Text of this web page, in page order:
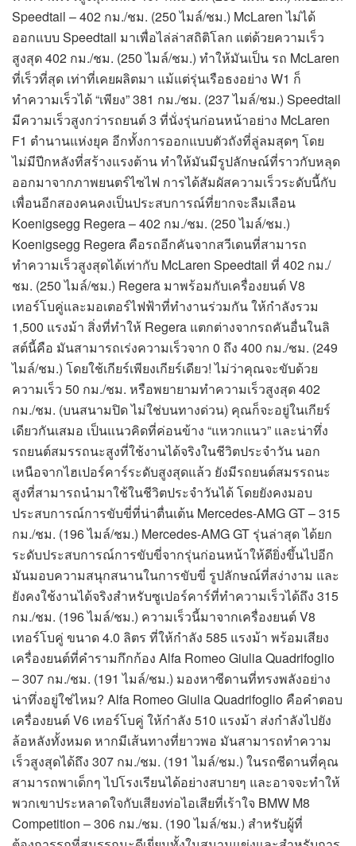
Speedtail – 402 กม./ชม. (250 ไมล์/ชม.) McLaren ไม่ได้
ออกแบบ Speedtail มาเพื่อไล่ล่าสถิติโลก แต่ด้วยความเร็ว
สูงสุด 402 กม./ชม. (250 ไมล์/ชม.) ทำให้มันเป็น รถ McLaren
ที่เร็วที่สุด เท่าที่เคยผลิตมา แม้แต่รุ่นเรือธงอย่าง W1 ก็
ทำความเร็วได้ “เพียง” 381 กม./ชม. (237 ไมล์/ชม.) Speedtail
มีความเร็วสูงกว่ารถยนต์ 3 ที่นั่งรุ่นก่อนหน้าอย่าง McLaren
F1 ตำนานแห่งยุค อีกทั้งการออกแบบตัวถังที่ลู่ลมสุดๆ โดย
ไม่มีปีกหลังที่สร้างแรงต้าน ทำให้มันมีรูปลักษณ์ที่ราวกับหลุด
ออกมาจากภาพยนตร์ไซไฟ การได้สัมผัสความเร็วระดับนี้กับ
เพื่อนอีกสองคนคงเป็นประสบการณ์ที่ยากจะลืมเลือน
Koenigsegg Regera – 402 กม./ชม. (250 ไมล์/ชม.)
Koenigsegg Regera คือรถอีกคันจากสวีเดนที่สามารถ
ทำความเร็วสูงสุดได้เท่ากับ McLaren Speedtail ที่ 402 กม./
ชม. (250 ไมล์/ชม.) Regera มาพร้อมกับเครื่องยนต์ V8
เทอร์โบคู่และมอเตอร์ไฟฟ้าที่ทำงานร่วมกัน ให้กำลังรวม
1,500 แรงม้า สิ่งที่ทำให้ Regera แตกต่างจากรถคันอื่นในลิ
สต์นี้คือ มันสามารถเร่งความเร็วจาก 0 ถึง 400 กม./ชม. (249
ไมล์/ชม.) โดยใช้เกียร์เพียงเกียร์เดียว! ไม่ว่าคุณจะขับด้วย
ความเร็ว 50 กม./ชม. หรือพยายามทำความเร็วสูงสุด 402
กม./ชม. (บนสนามปิด ไม่ใช่บนทางด่วน) คุณก็จะอยู่ในเกียร์
เดียวกันเสมอ เป็นแนวคิดที่ค่อนข้าง “แหวกแนว” และน่าทึ่ง
รถยนต์สมรรถนะสูงที่ใช้งานได้จริงในชีวิตประจำวัน นอก
เหนือจากไฮเปอร์คาร์ระดับสูงสุดแล้ว ยังมีรถยนต์สมรรถนะ
สูงที่สามารถนำมาใช้ในชีวิตประจำวันได้ โดยยังคงมอบ
ประสบการณ์การขับขี่ที่น่าตื่นเต้น Mercedes-AMG GT – 315
กม./ชม. (196 ไมล์/ชม.) Mercedes-AMG GT รุ่นล่าสุด ได้ยก
ระดับประสบการณ์การขับขี่จากรุ่นก่อนหน้าให้ดียิ่งขึ้นไปอีก
มันมอบความสนุกสนานในการขับขี่ รูปลักษณ์ที่สง่างาม และ
ยังคงใช้งานได้จริงสำหรับซูเปอร์คาร์ที่ทำความเร็วได้ถึง 315
กม./ชม. (196 ไมล์/ชม.) ความเร็วนี้มาจากเครื่องยนต์ V8
เทอร์โบคู่ ขนาด 4.0 ลิตร ที่ให้กำลัง 585 แรงม้า พร้อมเสียง
เครื่องยนต์ที่คำรามกึกก้อง Alfa Romeo Giulia Quadrifoglio
– 307 กม./ชม. (191 ไมล์/ชม.) มองหาซีดานที่ทรงพลังอย่าง
น่าทึ่งอยู่ใช่ไหม? Alfa Romeo Giulia Quadrifoglio คือคำตอบ
เครื่องยนต์ V6 เทอร์โบคู่ ให้กำลัง 510 แรงม้า ส่งกำลังไปยัง
ล้อหลังทั้งหมด หากมีเส้นทางที่ยาวพอ มันสามารถทำความ
เร็วสูงสุดได้ถึง 307 กม./ชม. (191 ไมล์/ชม.) ในรถซีดานที่คุณ
สามารถพาเด็กๆ ไปโรงเรียนได้อย่างสบายๆ และอาจจะทำให้
พวกเขาประหลาดใจกับเสียงท่อไอเสียที่เร้าใจ BMW M8
Competition – 306 กม./ชม. (190 ไมล์/ชม.) สำหรับผู้ที่